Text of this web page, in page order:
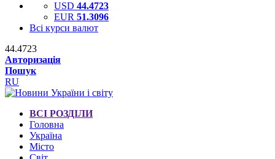
USD 44.4723
EUR 51.3096
Всі курси валют
44.4723
Авторизація
Пошук
RU
ВСІ РОЗДІЛИ
Головна
Україна
Місто